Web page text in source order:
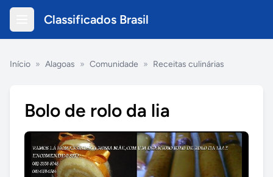
Classificados Brasil
Início » Alagoas » Comunidade » Receitas culinárias
Bolo de rolo da lia